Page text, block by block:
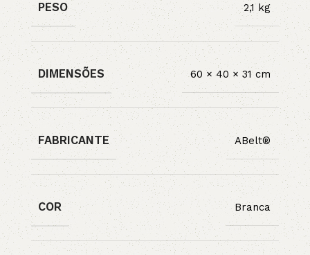
PESO 2,1 kg
DIMENSÕES 60 × 40 × 31 cm
FABRICANTE ABelt®
COR Branca